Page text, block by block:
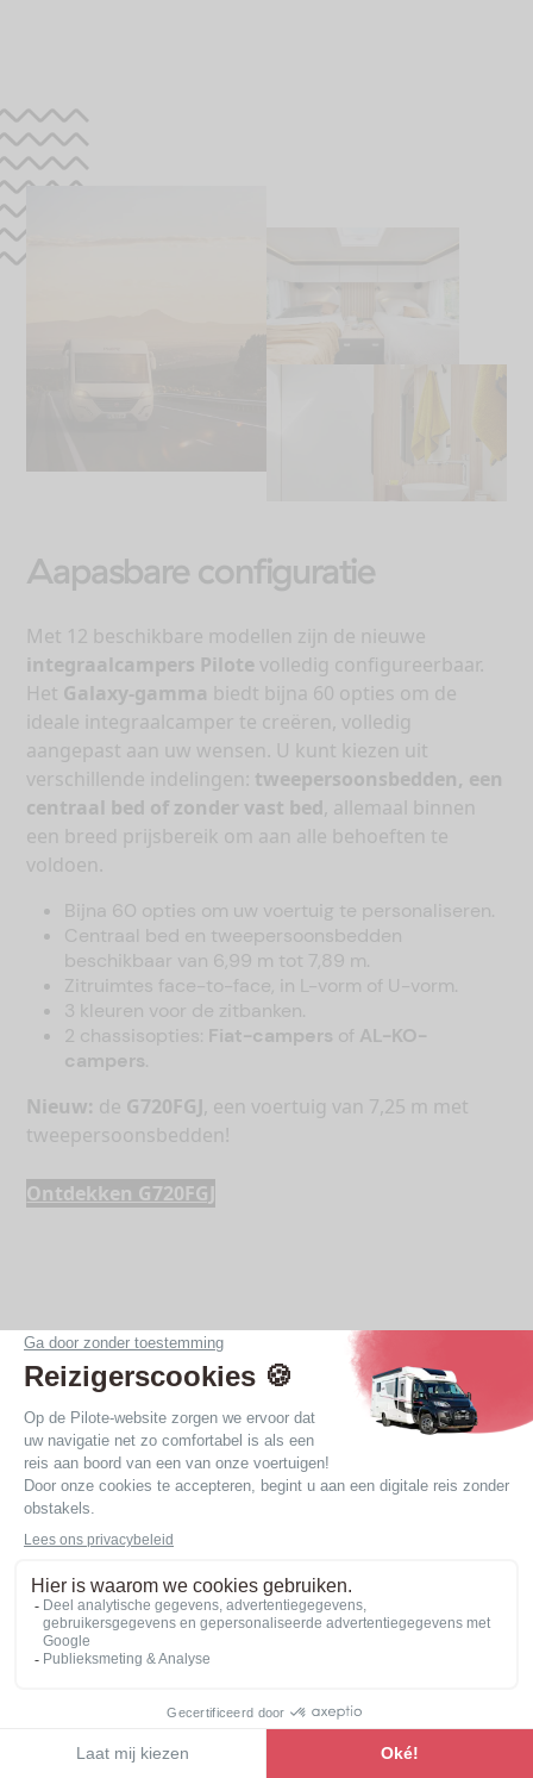
Het assortiment bekijken
Aapasbare configuratie
Met 12 beschikbare modellen zijn de nieuwe
integraalcampers Pilote volledig configureerbaar.
Het Galaxy-gamma biedt bijna 60 opties om de
ideale integraalcamper te creëren, volledig
aangepast aan uw wensen. U kunt kiezen uit
verschillende indelingen: tweepersoonsbedden, een
centraal bed of zonder vast bed, allemaal binnen
een breed prijsbereik om aan alle behoeften te
voldoen.
Bijna 60 opties om uw voertuig te personaliseren.
Centraal bed en tweepersoonsbedden
beschikbaar van 6,99 m tot 7,89 m.
Zitruimtes face-to-face, in L-vorm of U-vorm.
3 kleuren voor de zitbanken.
2 chassisopties: Fiat-campers of AL-KO-
campers.
Nieuw: de G720FGJ, een voertuig van 7,25 m met
tweepersoonsbedden!
Ontdekken G720FGJ
Ergonomie en volume
Onze nieuweintegraalcampersstaan bekend om
de kwaliteit van hun indelingen en de ergonomie van
de vloer. De doorgang in onze integraals wordt
vergemakkelijkt door het ontbreken van opstapjes in
de leefruimtes. Met 2 meter hoogte in de
woonruimte geniet u van een ruime, volumineuze en
comfortabele leefomgeving.
elkaar passeren in de hele woonruimte.
Evenwichtige volumes: geen ruimte wordt
opgeofferd, zelfs niet in compacte voertuigen.